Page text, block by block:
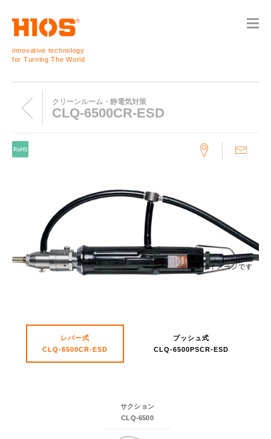
innovative technology
for Turning The World
クリーンルーム・静電気対策
CLQ-6500CR-ESD
※画像はイメージです
レバー式
CLQ-6500CR-ESD
プッシュ式
CLQ-6500PSCR-ESD
サクション
CLQ-6500